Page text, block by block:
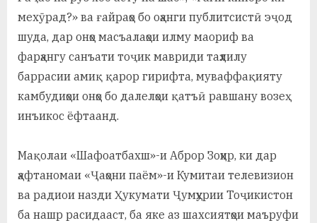
мехӯрад?» ва ғайраҳо бо оҳанги публитсистӣ эҷод
шуда, дар онҳо масъалаҳои илму маориф ва
фарҳангу санъати тоҷик мавриди таҳлилу
баррасии амиқ қарор гирифта, муваффақияту
камбудиҳои онҳо бо далелҳои қатъӣ равшану возеҳ
инъикос ёфтаанд.
Мақолаи «Шафоатбахш»-и Аброр Зоҳир, ки дар
ҳафтаномаи «Ҷаҳони паём»-и Кумитаи телевизион
ва радиои назди Ҳукумати Ҷумҳурии Тоҷикистон
ба нашр расидааст, ба яке аз шахсиятҳои маъруфи